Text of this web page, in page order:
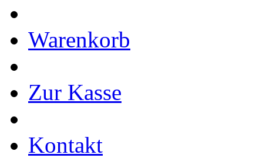
Warenkorb
Zur Kasse
Kontakt